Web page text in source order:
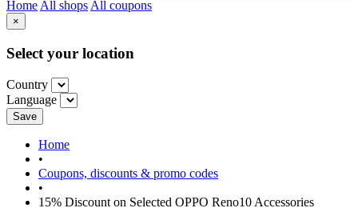
Home All shops All coupons
×
Select your location
Country
Language
Save
Home
•
Coupons, discounts & promo codes
•
15% Discount on Selected OPPO Reno10 Accessories